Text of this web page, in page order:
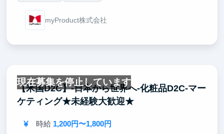
myProduct株式会社
現在募集を停止しています
【米国D2C】-日本から世界へ-化粧品D2C-マー
ケティング★未経験大歓迎★
時給 1,200円〜1,800円